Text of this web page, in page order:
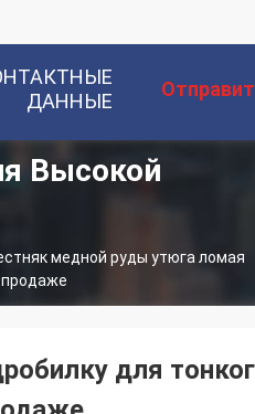
ДАННЫЕ
Высокой
медной руды утюга ломая
для